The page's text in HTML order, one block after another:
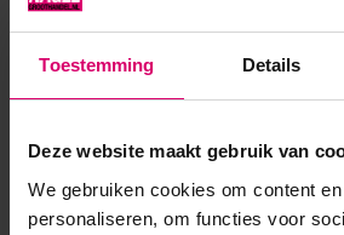
Toestemming Details
Deze website maakt gebruik van
We gebruiken cookies om content
personaliseren, om functies voor
Meer romig, flexibel en afweekbaar.